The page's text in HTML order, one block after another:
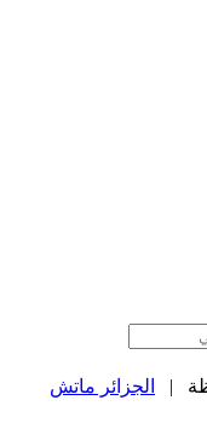
الجزائر ماتش